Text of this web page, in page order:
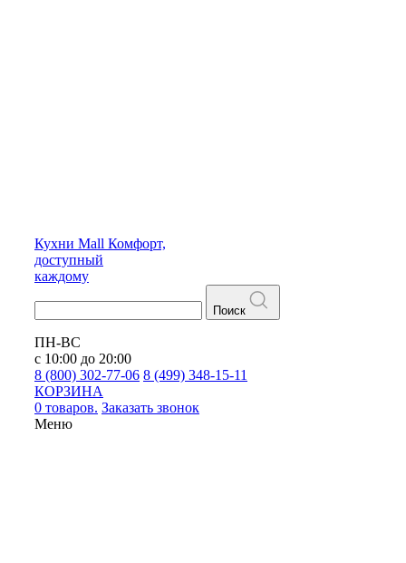
Кухни Mall Комфорт,
доступный
каждому
Поиск
ПН-ВС
с 10:00 до 20:00
8 (800) 302-77-06 8 (499) 348-15-11
КОРЗИНА
0 товаров. Заказать звонок
Меню